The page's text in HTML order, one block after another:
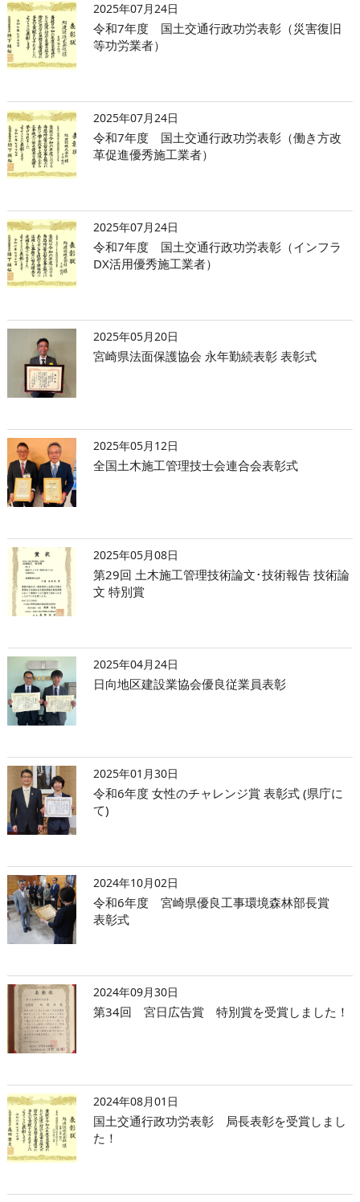
2025年07月24日
令和7年度 国土交通行政功労表彰（災害復旧
等功労業者）
2025年07月24日
令和7年度 国土交通行政功労表彰（働き方改
革促進優秀施工業者）
2025年07月24日
令和7年度 国土交通行政功労表彰（インフラ
DX活用優秀施工業者）
2025年05月20日
宮崎県法面保護協会 永年勤続表彰 表彰式
2025年05月12日
全国土木施工管理技士会連合会表彰式
2025年05月08日
第29回 土木施工管理技術論文･技術報告 技術論
文 特別賞
2025年04月24日
日向地区建設業協会優良従業員表彰
2025年01月30日
令和6年度 女性のチャレンジ賞 表彰式 (県庁に
て)
2024年10月02日
令和6年度 宮崎県優良工事環境森林部長賞
表彰式
2024年09月30日
第34回 宮日広告賞 特別賞を受賞しました！
2024年08月01日
国土交通行政功労表彰 局長表彰を受賞しまし
た！